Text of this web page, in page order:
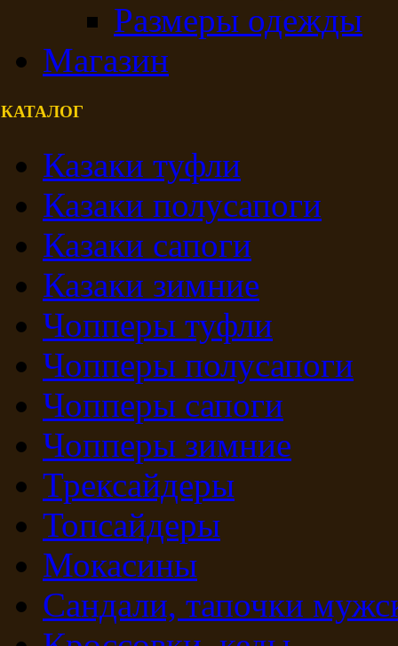
Размеры одежды
Магазин
КАТАЛОГ
Казаки туфли
Казаки полусапоги
Казаки сапоги
Казаки зимние
Чопперы туфли
Чопперы полусапоги
Чопперы сапоги
Чопперы зимние
Трексайдеры
Топсайдеры
Мокасины
Сандали, тапочки